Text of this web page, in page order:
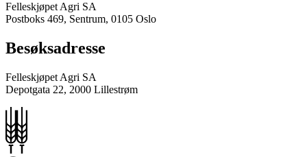
Felleskjøpet Agri SA
Postboks 469, Sentrum, 0105 Oslo
Besøksadresse
Felleskjøpet Agri SA
Depotgata 22, 2000 Lillestrøm